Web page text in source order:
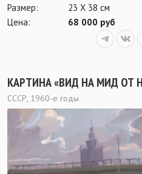
Размер:
23 Х 38 см
Цена:
68 000 руб
КАРТИНА «ВИД НА МИД ОТ
СССР, 1960-е годы